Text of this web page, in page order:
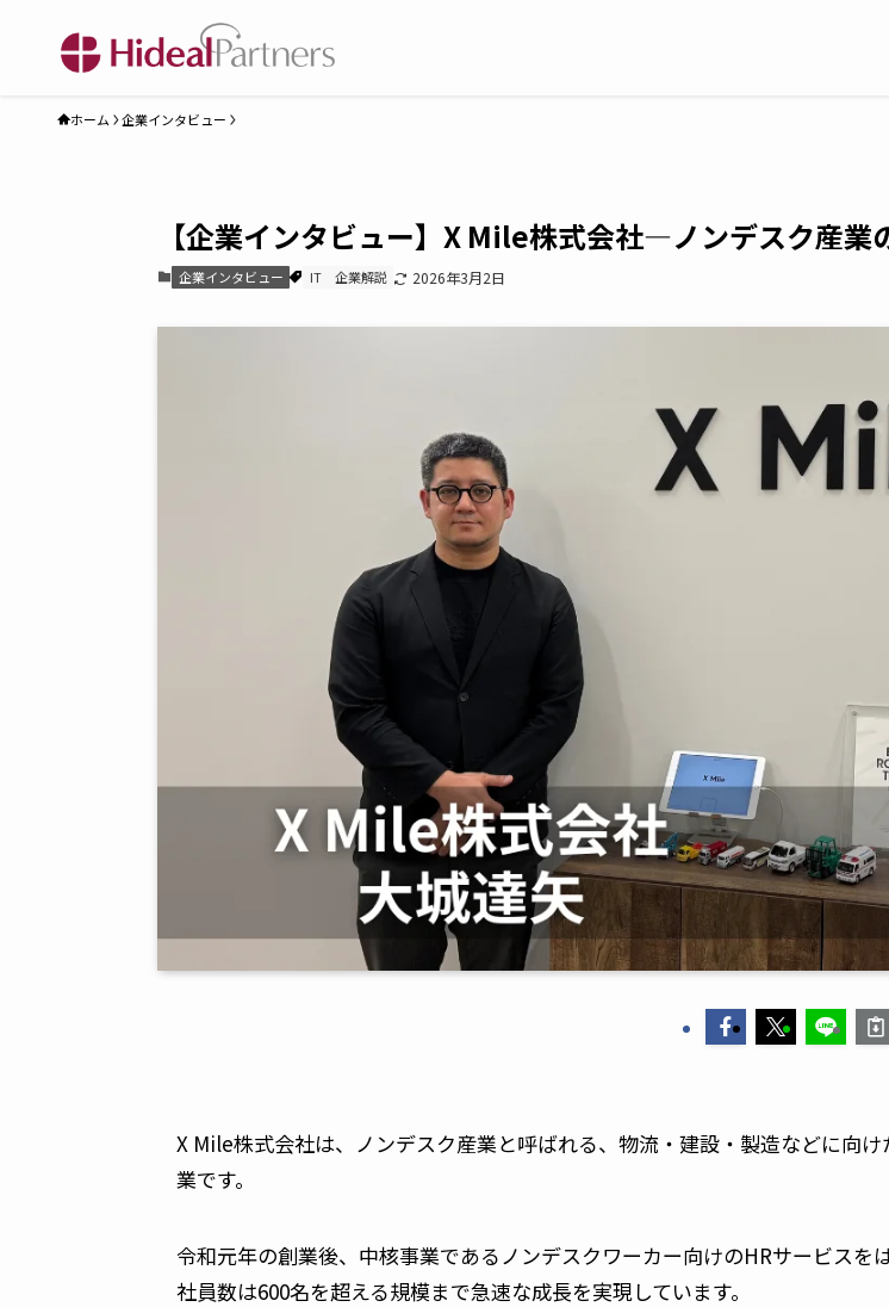
ホーム 企業インタビュー
【企業インタビュー】X Mile株式会社—ノンデスク産
企業インタビュー IT 企業解説 2026年3月2日
X Mile株式会社は、ノンデスク産業と呼ばれる、物流・建設・製造などに向
業です。
令和元年の創業後、中核事業であるノンデスクワーカー向けのHRサービス
社員数は600名を超える規模まで急速な成長を実現しています。